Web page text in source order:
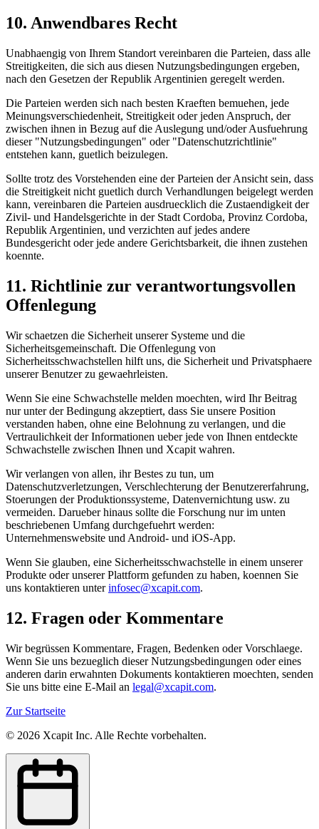
10. Anwendbares Recht
Unabhaengig von Ihrem Standort vereinbaren die Parteien, dass alle
Streitigkeiten, die sich aus diesen Nutzungsbedingungen ergeben,
nach den Gesetzen der Republik Argentinien geregelt werden.
Die Parteien werden sich nach besten Kraeften bemuehen, jede
Meinungsverschiedenheit, Streitigkeit oder jeden Anspruch, der
zwischen ihnen in Bezug auf die Auslegung und/oder Ausfuehrung
dieser "Nutzungsbedingungen" oder "Datenschutzrichtlinie"
entstehen kann, guetlich beizulegen.
Sollte trotz des Vorstehenden eine der Parteien der Ansicht sein, dass
die Streitigkeit nicht guetlich durch Verhandlungen beigelegt werden
kann, vereinbaren die Parteien ausdruecklich die Zustaendigkeit der
Zivil- und Handelsgerichte in der Stadt Cordoba, Provinz Cordoba,
Republik Argentinien, und verzichten auf jedes andere
Bundesgericht oder jede andere Gerichtsbarkeit, die ihnen zustehen
koennte.
11. Richtlinie zur verantwortungsvollen
Offenlegung
Wir schaetzen die Sicherheit unserer Systeme und die
Sicherheitsgemeinschaft. Die Offenlegung von
Sicherheitsschwachstellen hilft uns, die Sicherheit und Privatsphaere
unserer Benutzer zu gewaehrleisten.
Wenn Sie eine Schwachstelle melden moechten, wird Ihr Beitrag
nur unter der Bedingung akzeptiert, dass Sie unsere Position
verstanden haben, ohne eine Belohnung zu verlangen, und die
Vertraulichkeit der Informationen ueber jede von Ihnen entdeckte
Schwachstelle zwischen Ihnen und Xcapit wahren.
Wir verlangen von allen, ihr Bestes zu tun, um
Datenschutzverletzungen, Verschlechterung der Benutzererfahrung,
Stoerungen der Produktionssysteme, Datenvernichtung usw. zu
vermeiden. Darueber hinaus sollte die Forschung nur im unten
beschriebenen Umfang durchgefuehrt werden:
Unternehmenswebsite und Android- und iOS-App.
Wenn Sie glauben, eine Sicherheitsschwachstelle in einem unserer
Produkte oder unserer Plattform gefunden zu haben, koennen Sie
uns kontaktieren unter infosec@xcapit.com.
12. Fragen oder Kommentare
Wir begrüssen Kommentare, Fragen, Bedenken oder Vorschlaege.
Wenn Sie uns bezueglich dieser Nutzungsbedingungen oder eines
anderen darin erwahnten Dokuments kontaktieren moechten, senden
Sie uns bitte eine E-Mail an legal@xcapit.com.
Zur Startseite
© 2026 Xcapit Inc. Alle Rechte vorbehalten.